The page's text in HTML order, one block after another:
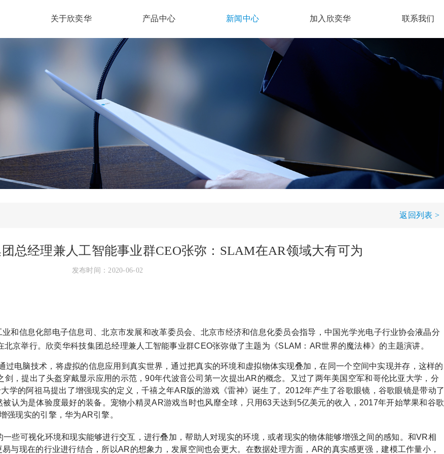
关于欣奕华 产品中心 新闻中心 加入欣奕华 联系我们
返回列表 >
总经理兼人工智能事业群CEO张弥：SLAM在AR领域大有可为
发布时间：2020-06-02
和信息化部电子信息司、北京市发展和改革委员会、北京市经济和信息化委员会指导，中国光学光电子行业协会液晶分
京举行。欣奕华科技集团总经理兼人工智能事业群CEO张弥做了主题为《SLAM：AR世界的魔法棒》的主题演讲。
电脑技术，将虚拟的信息应用到真实世界，通过把真实的环境和虚拟物体实现叠加，在同一个空间中实现并存，这样的
，提出了头盔穿戴显示应用的示范，90年代波音公司第一次提出AR的概念。又过了两年美国空军和哥伦比亚大学，分
学的阿祖马提出了增强现实的定义，千禧之年AR版的游戏《雷神》诞生了。2012年产生了谷歌眼镜，谷歌眼镜是带动
认为是体验度最好的装备。宠物小精灵AR游戏当时也风靡全球，只用63天达到5亿美元的收入，2017年开始苹果和谷歌
强现实的引擎，华为AR引擎。
些可视化环境和现实能够进行交互，进行叠加，帮助人对现实的环境，或者现实的物体能够增强之间的感知。和VR相
与现在的行业进行结合，所以AR的想象力，发展空间也会更大。在数据处理方面，AR的真实感更强，建模工作量小，